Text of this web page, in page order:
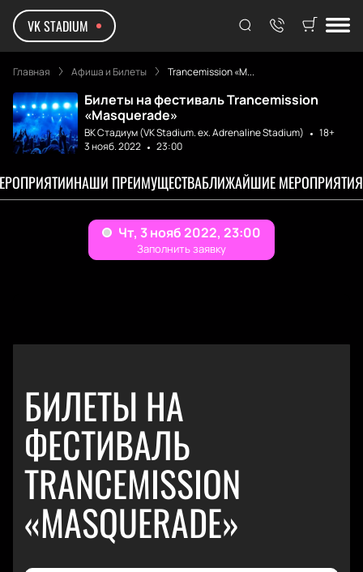
VK STADIUM
Главная Афиша и Билеты Trancemission «M...
Билеты на фестиваль Trancemission
«Masquerade»
ВК Стадиум (VK Stadium. ex. Adrenaline Stadium)
18+
3 нояб. 2022
23:00
НАШИ ПРЕИМУЩЕСТВАБЛИЖАЙШИЕ МЕРОПРИЯТИЯ
БИЛЕТЫ НА
ФЕСТИВАЛЬ
TRANCEMISSION
«MASQUERADE»